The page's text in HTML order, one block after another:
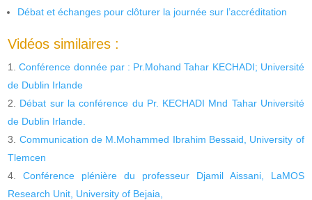
Débat et échanges pour clôturer la journée sur l’accréditation
Vidéos similaires :
Conférence donnée par : Pr.Mohand Tahar KECHADI; Université
de Dublin Irlande
Débat sur la conférence du Pr. KECHADI Mnd Tahar Université
de Dublin Irlande.
Communication de M.Mohammed Ibrahim Bessaid, University of
Tlemcen
Conférence plénière du professeur Djamil Aissani, LaMOS
Research Unit, University of Bejaia,